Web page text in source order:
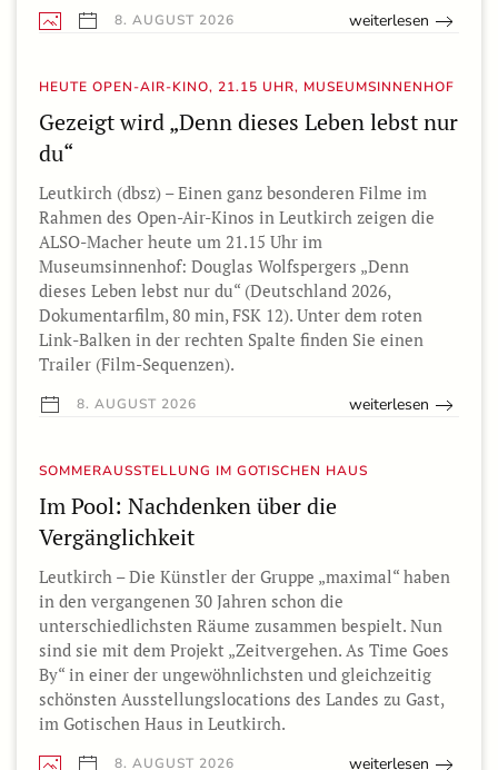
8. AUGUST 2026 weiterlesen
HEUTE OPEN-AIR-KINO, 21.15 UHR, MUSEUMSINNENHOF
Gezeigt wird „Denn dieses Leben lebst nur
du“
Leutkirch (dbsz) – Einen ganz besonderen Filme im
Rahmen des Open-Air-Kinos in Leutkirch zeigen die
ALSO-Macher heute um 21.15 Uhr im
Museumsinnenhof: Douglas Wolfspergers „Denn
dieses Leben lebst nur du“ (Deutschland 2026,
Dokumentarfilm, 80 min, FSK 12). Unter dem roten
Link-Balken in der rechten Spalte finden Sie einen
Trailer (Film-Sequenzen).
8. AUGUST 2026 weiterlesen
SOMMERAUSSTELLUNG IM GOTISCHEN HAUS
Im Pool: Nachdenken über die
Vergänglichkeit
Leutkirch – Die Künstler der Gruppe „maximal“ haben
in den vergangenen 30 Jahren schon die
unterschiedlichsten Räume zusammen bespielt. Nun
sind sie mit dem Projekt „Zeitvergehen. As Time Goes
By“ in einer der ungewöhnlichsten und gleichzeitig
schönsten Ausstellungslocations des Landes zu Gast,
im Gotischen Haus in Leutkirch.
8. AUGUST 2026 weiterlesen